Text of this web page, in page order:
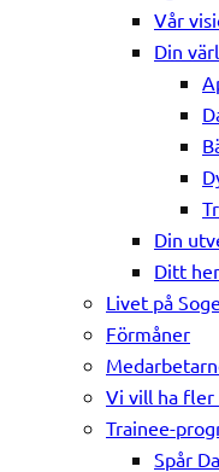
Vår
Din
Din
Ditt
Livet på
Förmåner
Vi vill ha fler
Trainee-
Spår